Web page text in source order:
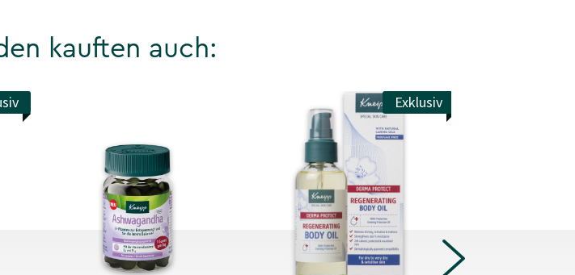
kauften auch:
Exklusiv